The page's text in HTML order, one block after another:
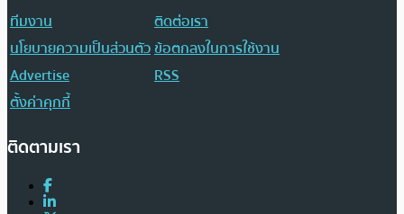
ทีมงาน
ติดต่อเรา
นโยบายความเป็นส่วนตัวข้อตกลงในการใช้งาน
Advertise
RSS
ตั้งค่าคุกกี้
ติดตามเรา